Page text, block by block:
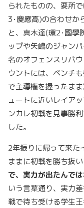
られたものの、要所
3･慶應高)の合わせか
と、真木達(環2･國學
ップや矢嶋のジャン
名のオフェンスリバ
ウントには、ベンチ
で主導権を握ったま
ュートに近いレイア
ンカレ初戦を見事勝
した。
2年振りに帰って来た
ままに初戦を勝ち抜い
で、実力が出たんで
いう言葉通り、実力
戦で待ち受ける学生王